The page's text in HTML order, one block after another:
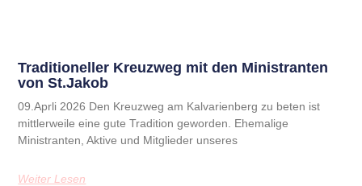
Traditioneller Kreuzweg mit den Ministranten
von St.Jakob
09.Aprli 2026 Den Kreuzweg am Kalvarienberg zu beten ist
mittlerweile eine gute Tradition geworden. Ehemalige
Ministranten, Aktive und Mitglieder unseres
Weiter Lesen